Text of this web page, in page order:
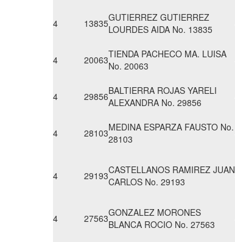
4 13835GUTIERREZ GUTIERREZ
LOURDES AIDA No. 13835
4 20063TIENDA PACHECO MA. LUISA
No. 20063
4 29856BALTIERRA ROJAS YARELI
ALEXANDRA No. 29856
4 28103MEDINA ESPARZA FAUSTO No.
28103
4 29193CASTELLANOS RAMIREZ JUAN
CARLOS No. 29193
4 27563GONZALEZ MORONES
BLANCA ROCIO No. 27563